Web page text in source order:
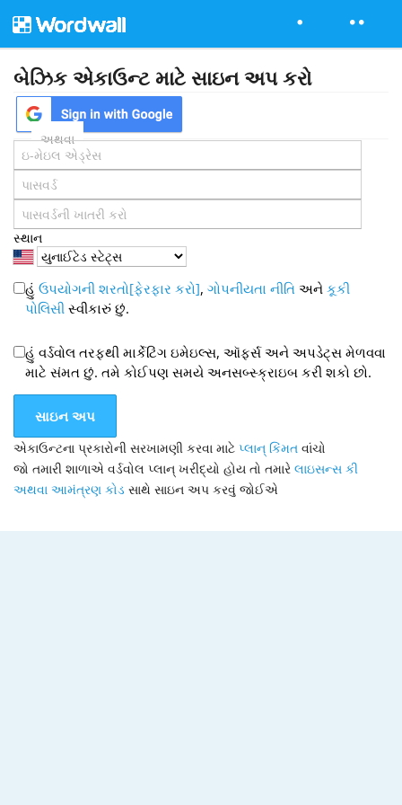
બેઝિક એકાઉન્ટ માટે સાઇન અપ કરો
અથવા
સ્થાન
હું ઉપયોગની શરતો[ફેરફાર કરો], ગોપનીયતા નીતિ અને કૂકી
પોલિસી સ્વીકારું છું.
હું વર્ડવોલ તરફથી માર્કેટિંગ ઇમેઇલ્સ, ઑફર્સ અને અપડેટ્સ મેળવવા
માટે સંમત છું. તમે કોઈપણ સમયે અનસબ્સ્ક્રાઇબ કરી શકો છો.
સાઇન અપ
એકાઉન્ટના પ્રકારોની સરખામણી કરવા માટે પ્લાન્ કિંમત વાંચો
જો તમારી શાળાએ વર્ડવોલ પ્લાન્ ખરીદ્યો હોય તો તમારે લાઇસન્સ કી
અથવા આમંત્રણ કોડ સાથે સાઇન અપ કરવું જોઈએ